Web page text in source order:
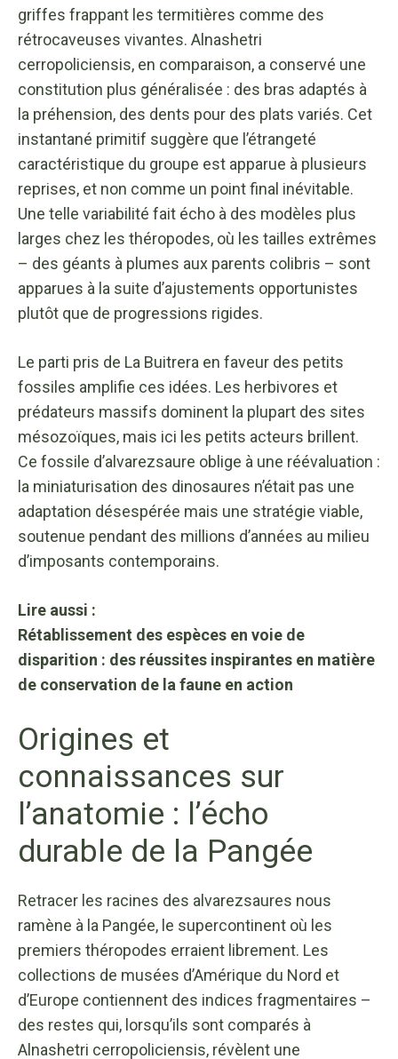
griffes frappant les termitières comme des
rétrocaveuses vivantes. Alnashetri
cerropoliciensis, en comparaison, a conservé une
constitution plus généralisée : des bras adaptés à
la préhension, des dents pour des plats variés. Cet
instantané primitif suggère que l’étrangeté
caractéristique du groupe est apparue à plusieurs
reprises, et non comme un point final inévitable.
Une telle variabilité fait écho à des modèles plus
larges chez les théropodes, où les tailles extrêmes
– des géants à plumes aux parents colibris – sont
apparues à la suite d’ajustements opportunistes
plutôt que de progressions rigides.
Le parti pris de La Buitrera en faveur des petits
fossiles amplifie ces idées. Les herbivores et
prédateurs massifs dominent la plupart des sites
mésozoïques, mais ici les petits acteurs brillent.
Ce fossile d’alvarezsaure oblige à une réévaluation :
la miniaturisation des dinosaures n’était pas une
adaptation désespérée mais une stratégie viable,
soutenue pendant des millions d’années au milieu
d’imposants contemporains.
Lire aussi :
Rétablissement des espèces en voie de
disparition : des réussites inspirantes en matière
de conservation de la faune en action
Origines et
connaissances sur
l’anatomie : l’écho
durable de la Pangée
Retracer les racines des alvarezsaures nous
ramène à la Pangée, le supercontinent où les
premiers théropodes erraient librement. Les
collections de musées d’Amérique du Nord et
d’Europe contiennent des indices fragmentaires –
des restes qui, lorsqu’ils sont comparés à
Alnashetri cerropoliciensis, révèlent une